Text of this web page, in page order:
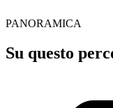
PANORAMICA
Su questo